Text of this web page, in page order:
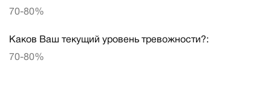
70-80%
Каков Ваш текущий уровень тревожности?:
70-80%